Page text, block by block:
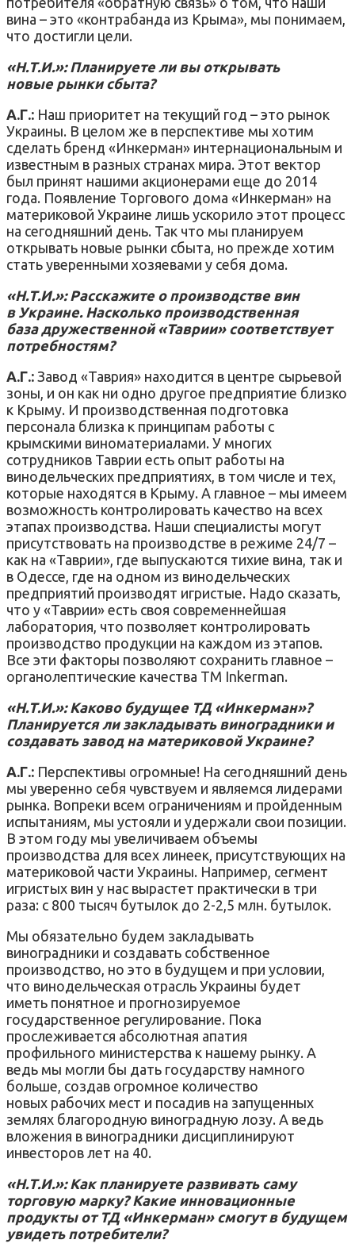
вина – это «контрабанда из Крыма», мы понимаем,
что достигли цели.
«Н.Т.И.»: Планируете ли вы открывать
новые рынки сбыта?
А.Г.: Наш приоритет на текущий год – это рынок
Украины. В целом же в перспективе мы хотим
сделать бренд «Инкерман» интернациональным и
известным в разных странах мира. Этот вектор
был принят нашими акционерами еще до 2014
года. Появление Торгового дома «Инкерман» на
материковой Украине лишь ускорило этот процесс
на сегодняшний день. Так что мы планируем
открывать новые рынки сбыта, но прежде хотим
стать уверенными хозяевами у себя дома.
«Н.Т.И.»: Расскажите о производстве вин
в Украине. Насколько производственная
база дружественной «Таврии» соответствует
потребностям?
А.Г.: Завод «Таврия» находится в центре сырьевой
зоны, и он как ни одно другое предприятие близко
к Крыму. И производственная подготовка
персонала близка к принципам работы с
крымскими виноматериалами. У многих
сотрудников Таврии есть опыт работы на
винодельческих предприятиях, в том числе и тех,
которые находятся в Крыму. А главное – мы имеем
возможность контролировать качество на всех
этапах производства. Наши специалисты могут
присутствовать на производстве в режиме 24/7 –
как на «Таврии», где выпускаются тихие вина, так и
в Одессе, где на одном из винодельческих
предприятий производят игристые. Надо сказать,
что у «Таврии» есть своя современнейшая
лаборатория, что позволяет контролировать
производство продукции на каждом из этапов.
Все эти факторы позволяют сохранить главное –
органолептические качества ТМ Inkerman.
«Н.Т.И.»: Каково будущее ТД «Инкерман»?
Планируется ли закладывать виноградники и
создавать завод на материковой Украине?
А.Г.: Перспективы огромные! На сегодняшний день
мы уверенно себя чувствуем и являемся лидерами
рынка. Вопреки всем ограничениям и пройденным
испытаниям, мы устояли и удержали свои позиции.
В этом году мы увеличиваем объемы
производства для всех линеек, присутствующих на
материковой части Украины. Например, сегмент
игристых вин у нас вырастет практически в три
раза: с 800 тысяч бутылок до 2-2,5 млн. бутылок.
Мы обязательно будем закладывать
виноградники и создавать собственное
производство, но это в будущем и при условии,
что винодельческая отрасль Украины будет
иметь понятное и прогнозируемое
государственное регулирование. Пока
прослеживается абсолютная апатия
профильного министерства к нашему рынку. А
ведь мы могли бы дать государству намного
больше, создав огромное количество
новых рабочих мест и посадив на запущенных
землях благородную виноградную лозу. А ведь
вложения в виноградники дисциплинируют
инвесторов лет на 40.
«Н.Т.И.»: Как планируете развивать саму
торговую марку? Какие инновационные
продукты от ТД «Инкерман» смогут в будущем
увидеть потребители?